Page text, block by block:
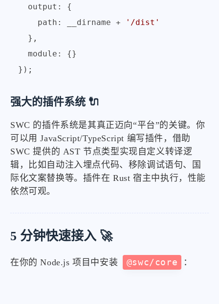
output : {
path : __dirname +
'/dist'
  },
module : {}
强大的插件系统 🔌
SWC 的插件系统是其真正迈向“平台”的关键。你
可以用 JavaScript/TypeScript 编写插件，借助
SWC 提供的 AST 节点类型实现自定义转译逻
辑，比如自动注入埋点代码、移除调试语句、国
际化文案替换等。插件在 Rust 宿主中执行，性能
依然可观。
5 分钟快速接入 🚀
在你的 Node.js 项目中安装 @swc/core ：